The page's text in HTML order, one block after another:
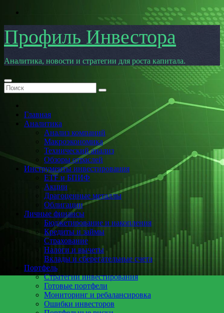
Перейти
содержимому
Профиль Инвестора
Аналитика, новости и стратегии для роста капитала.
Главная
Аналитика
Анализ компаний
Макроэкономика
Технический анализ
Обзоры отраслей
Инструменты инвестирования
ETF и БПИФ
Акции
Драгоценные металлы
Облигации
Личные финансы
Бюджетирование и накопления
Кредиты и займы
Страхование
Налоги и вычеты
Вклады и сберегательные счета
Портфель
Стратегии инвестирования
Готовые портфели
Мониторинг и ребалансировка
Ошибки инвесторов